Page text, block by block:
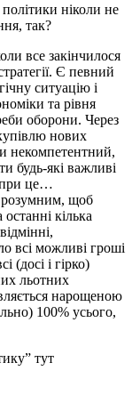
ніколи не
так?
все закінчилося
Є певний
ситуацію і
та рівня
оборони. Через
нових
некомпетентний,
будь-які важливі
це…
розумним, щоб
кілька
всі можливі гроші
(досі і гірко)
льотних
нарощеною
100% усього,
тут